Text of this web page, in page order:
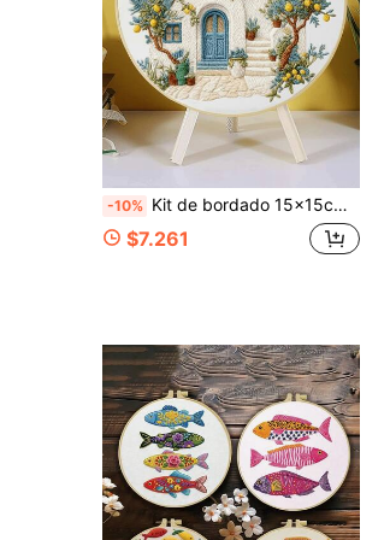
-10% Kit de bordado 15x15cm/5.9in o 20x20cm/7.9in con tema de cabaña de cuento de hadas, incluye 2 agujas de bordar, hilo de bordar, tela preimpresa, aro de bordar e instrucciones, adecuado para principiantes, regalo perfecto para familia/amigos, decoración de pared para hogar/oficina, arte DIY sencillo
$7.261